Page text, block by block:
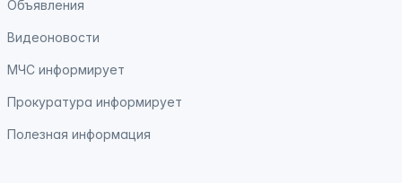
Объявления
Видеоновости
МЧС информирует
Прокуратура информирует
Полезная информация